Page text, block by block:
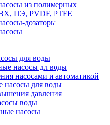
из полимерных
ПЭ, PVDF, PTFE
дозаторы
для воды
насосы дл воды
насосами и автоматикой
насосы для воды
давления
воды
насосы